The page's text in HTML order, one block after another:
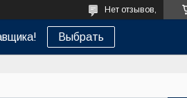
Нет отзывов,
Выбрать